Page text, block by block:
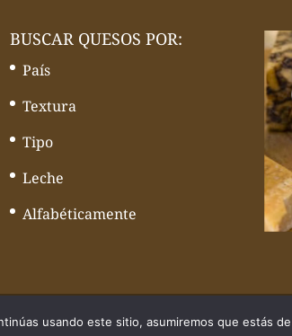
BUSCAR QUESOS POR:
País
Textura
Tipo
Leche
Alfabéticamente
Internet
usando este sitio, asumiremos que estás